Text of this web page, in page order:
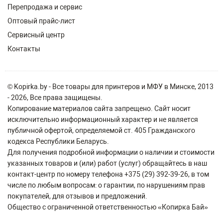
Перепродажа и сервис
Оптовый прайс-лист
Сервисный центр
Контакты
© Kopirka.by - Все товары для принтеров и МФУ в Минске, 2013
- 2026, Все права защищены.
Копирование материалов сайта запрещено. Сайт носит
исключительно информационный характер и не является
публичной офертой, определяемой ст. 405 Гражданского
кодекса Республики Беларусь.
Для получения подробной информации о наличии и стоимости
указанных товаров и (или) работ (услуг) обращайтесь в наш
контакт-центр по номеру телефона +375 (29) 392-39-26, в том
числе по любым вопросам: о гарантии, по нарушениям прав
покупателей, для отзывов и предложений.
Общество с ограниченной ответственностью «Копирка Бай»